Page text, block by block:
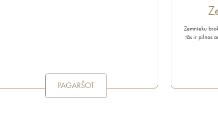
PAGARŠOT
Zemnieku
tās ir pilnas